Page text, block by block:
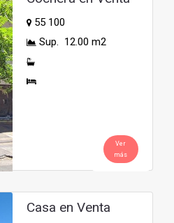
55 100
Sup. 12.00 m2
Ver
más
Casa en Venta